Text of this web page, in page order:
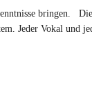
bringen.
Jeder Vokal und